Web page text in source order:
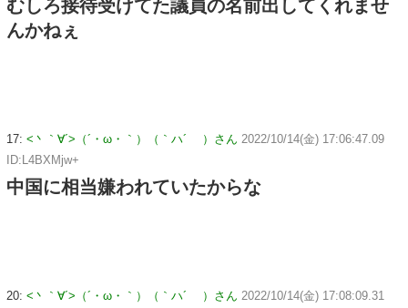
むしろ接待受けてた議員の名前出してくれませ
んかねぇ
17: <丶｀∀´>（´・ω・｀）（｀ハ´ ）さん 2022/10/14(金) 17:06:47.09
ID:L4BXMjw+
中国に相当嫌われていたからな
20: <丶｀∀´>（´・ω・｀）（｀ハ´ ）さん 2022/10/14(金) 17:08:09.31